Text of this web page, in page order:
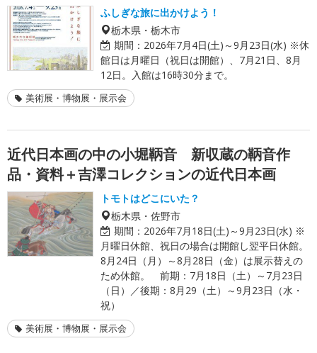
ふしぎな旅に出かけよう！
栃木県・栃木市
期間： 2026年7月4日(土)～9月23日(水) ※休
館日は月曜日（祝日は開館）、7月21日、8月
12日。入館は16時30分まで。
美術展・博物展・展示会
近代日本画の中の小堀鞆音 新収蔵の鞆音作
品・資料＋吉澤コレクションの近代日本画
トモトはどこにいた？
栃木県・佐野市
期間： 2026年7月18日(土)～9月23日(水) ※
月曜日休館、祝日の場合は開館し翌平日休館。
8月24日（月）～8月28日（金）は展示替えの
ため休館。 前期：7月18日（土）～7月23日
（日）／後期：8月29（土）～9月23日（水・
祝）
美術展・博物展・展示会